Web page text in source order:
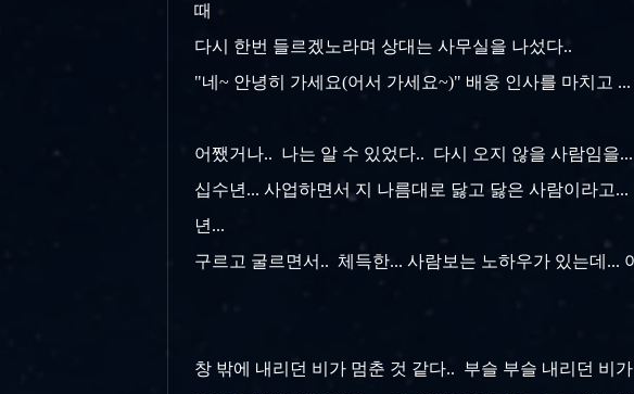
때
다시 한번 들르겠노라며 상대는 사무실을 나섰다..
"네~ 안녕히 가세요(어서 가세요~)" 배웅 인사를 마치
어쨌거나.. 나는 알 수 있었다.. 다시 오지 않을 사람임을
십수년... 사업하면서 지 나름대로 닳고 닳은 사람이라고
년...
구르고 굴르면서.. 체득한... 사람보는 노하우가 있는데...
창 밖에 내리던 비가 멈춘 것 같다.. 부슬 부슬 내리던 비